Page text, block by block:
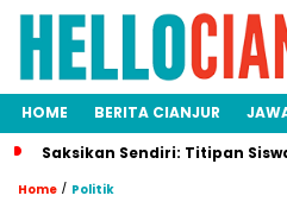
HOME BERITA CIANJUR
Sendiri: Titipan Siswa
Home / Politik